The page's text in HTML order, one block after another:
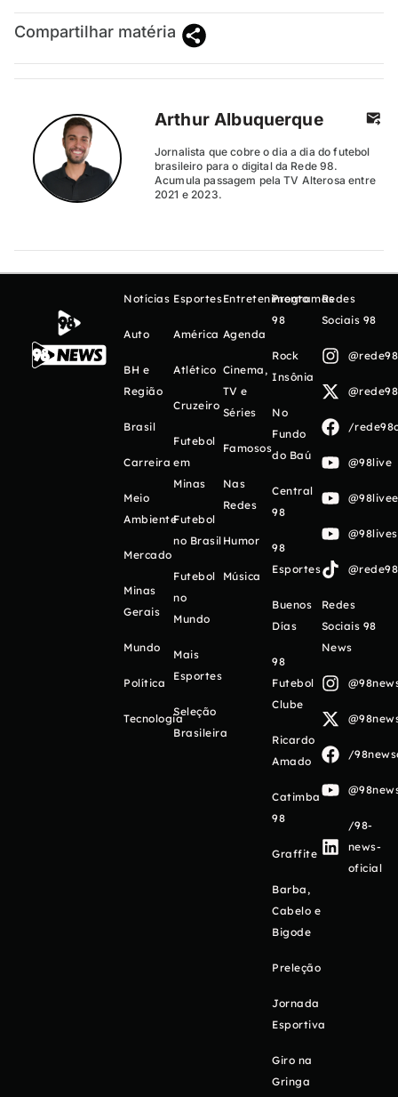
Compartilhar matéria
Arthur Albuquerque
Jornalista que cobre o dia a dia do futebol
brasileiro para o digital da Rede 98.
Acumula passagem pela TV Alterosa entre
2021 e 2023.
Notícias
Auto
BH e
Região
Brasil
Carreira
Meio
Ambiente
Mercado
Minas
Gerais
Mundo
Política
Tecnologia
Esportes
América
Atlético
Cruzeiro
Futebol
em
Minas
Futebol
no Brasil
Futebol
no
Mundo
Mais
Esportes
Seleção
Brasileira
Entretenimento
Agenda
Cinema,
TV e
Séries
Famosos
Nas
Redes
Humor
Música
Programas
98
Rock
Insônia
No
Fundo
do Baú
Central
98
98
Esportes
Buenos
Días
98
Futebol
Clube
Ricardo
Amado
Catimba
98
Graffite
Barba,
Cabelo e
Bigode
Preleção
Jornada
Esportiva
Giro na
Gringa
Redes
Sociais 98
/
@98live
Redes
Sociais 98
News
/
/98-
news-
oficial